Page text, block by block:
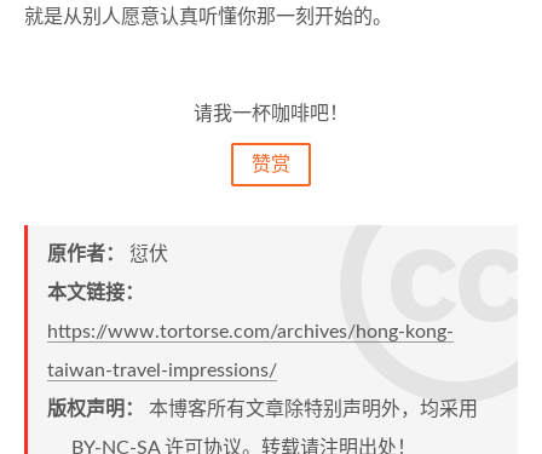
就是从别人愿意认真听懂你那一刻开始的。
请我一杯咖啡吧！
赞赏
原作者： 愆伏
本文链接：
https://www.tortorse.com/archives/hong-kong-
taiwan-travel-impressions/
版权声明： 本博客所有文章除特别声明外，均采用
BY-NC-SA许可协议。转载请注明出处！